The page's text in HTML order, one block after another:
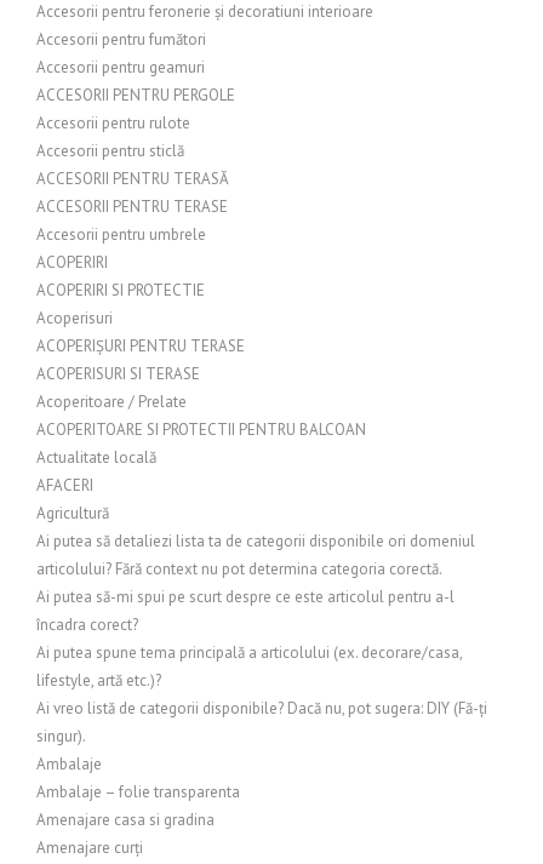
Accesorii pentru feronerie și decoratiuni interioare
Accesorii pentru fumători
Accesorii pentru geamuri
ACCESORII PENTRU PERGOLE
Accesorii pentru rulote
Accesorii pentru sticlă
ACCESORII PENTRU TERASĂ
ACCESORII PENTRU TERASE
Accesorii pentru umbrele
ACOPERIRI
ACOPERIRI SI PROTECTIE
Acoperisuri
ACOPERIȘURI PENTRU TERASE
ACOPERISURI SI TERASE
Acoperitoare / Prelate
ACOPERITOARE SI PROTECTII PENTRU BALCOAN
Actualitate locală
AFACERI
Agricultură
Ai putea să detaliezi lista ta de categorii disponibile ori domeniul
articolului? Fără context nu pot determina categoria corectă.
Ai putea să-mi spui pe scurt despre ce este articolul pentru a-l
încadra corect?
Ai putea spune tema principală a articolului (ex. decorare/casa,
lifestyle, artă etc.)?
Ai vreo listă de categorii disponibile? Dacă nu, pot sugera: DIY (Fă-ți
singur).
Ambalaje
Ambalaje – folie transparenta
Amenajare casa si gradina
Amenajare curți